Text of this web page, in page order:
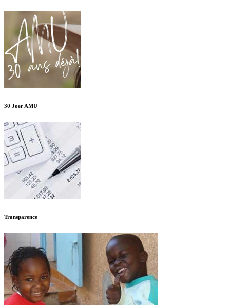
30 Joer AMU
Transparence